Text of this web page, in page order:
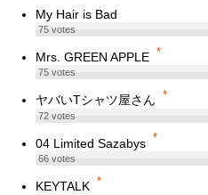
My Hair is Bad
75votes
Mrs. GREEN APPLE *
75votes
ヤバいTシャツ屋さん *
72votes
04 Limited Sazabys *
66votes
KEYTALK *